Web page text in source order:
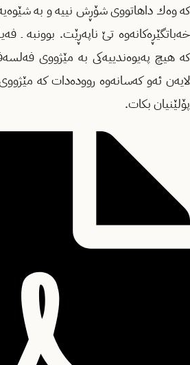
كه‌ وه‌ك داهاتووی شۆڕش نییه‌ و به‌
خه‌باتگێڕه‌كانه‌وه‌ تێ ناپه‌ڕێت. بوونبه‌ ـ
كه‌ هیچ پەیوه‌ندییه‌كی به‌ مێژووی
لایه‌ن ئه‌و كه‌سانه‌وه‌ رووده‌دات كه‌
پۆلێنیان بكات.